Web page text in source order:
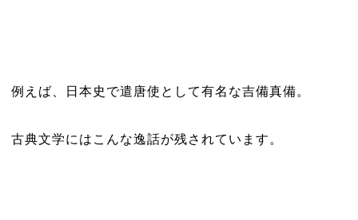
例えば、日本史で遣唐使として有名な吉備真備。
古典文学にはこんな逸話が残されています。